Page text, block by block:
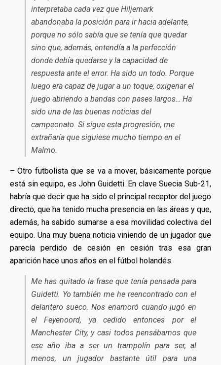
interpretaba cada vez que Hiljemark
abandonaba la posición para ir hacia adelante,
porque no sólo sabía que se tenía que quedar
sino que, además, entendía a la perfección
donde debía quedarse y la capacidad de
respuesta ante el error. Ha sido un todo. Porque
luego era capaz de jugar a un toque, oxigenar el
juego abriendo a bandas con pases largos… Ha
sido una de las buenas noticias del
campeonato. Si sigue esta progresión, me
extrañaría que siguiese mucho tiempo en el
Malmo.
– Otro futbolista que se va a mover, básicamente porque
está sin equipo, es John Guidetti. En clave Suecia Sub-21,
habría que decir que ha sido el principal receptor del juego
directo, que ha tenido mucha presencia en las áreas y que,
además, ha sabido sumarse a esa movilidad colectiva del
equipo. Una muy buena noticia viniendo de un jugador que
parecía perdido de cesión en cesión tras esa gran
aparición hace unos años en el fútbol holandés.
Me has quitado la frase que tenía pensada para
Guidetti. Yo también me he reencontrado con el
delantero sueco. Nos enamoró cuando jugó en
el Feyenoord, ya cedido entonces por el
Manchester City, y casi todos pensábamos que
ese año iba a ser un trampolín para ser, al
menos, un jugador bastante útil para una